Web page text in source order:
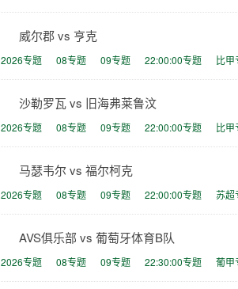
威尔郡 vs 亨克
2026专题 08专题 09专题 22:00:00专题 比甲
沙勒罗瓦 vs 旧海弗莱鲁汶
2026专题 08专题 09专题 22:00:00专题 比甲
马瑟韦尔 vs 福尔柯克
2026专题 08专题 09专题 22:00:00专题 苏超
AVS俱乐部 vs 葡萄牙体育B队
2026专题 08专题 09专题 22:30:00专题 葡甲